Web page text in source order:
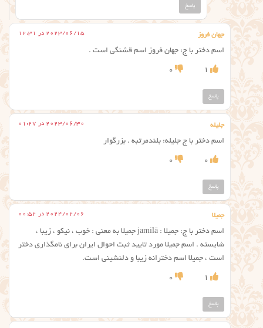
پاسخ
جهان فروز 2023/06/15 در 12:31
اسم دختر با ج: جهان فروز اسم قشنگی است .
1
0
پاسخ
جلیله 2023/06/30 در 01:27
اسم دختر با ج جلیله: بلندمرتبه . بزرگوار
0
0
پاسخ
جمیلا 2024/02/06 در 00:52
اسم دختر با ج: جمیلا : jamilā جمیلا به معنی : خوب ، نیکو ، زیبا ،
شایسته . اسم جمیلا مورد تایید ثبت احوال ایران برای نامگذاری دختر
است ، جمیلا اسم دخترانه زیبا و دلنشینی است.
1
0
پاسخ